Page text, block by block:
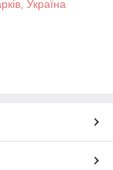
Україна